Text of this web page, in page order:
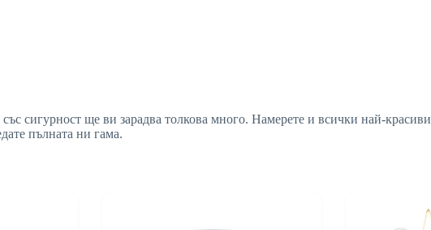
със сигурност ще ви зарадва толкова много. Намерете и всички най-красиви
пълната ни гама.